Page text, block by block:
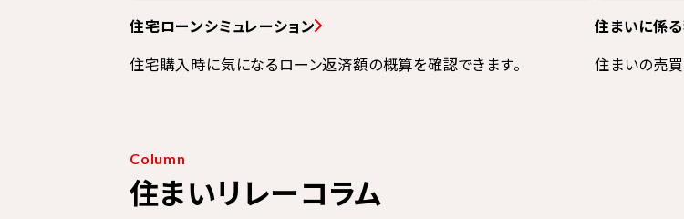
住宅ローンシミュレーション
住宅購入時に気になるローン返済額の概算を確認できます。
住まいに係
住まいの売
Column
住まいリレーコラム